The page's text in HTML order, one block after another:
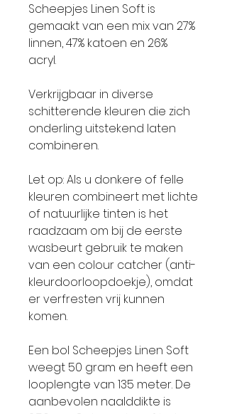
Scheepjes Linen Soft is
gemaakt van een mix van 27%
linnen, 47% katoen en 26%
acryl.
Verkrijgbaar in diverse
schitterende kleuren die zich
onderling uitstekend laten
combineren.
Let op: Als u donkere of felle
kleuren combineert met lichte
of natuurlijke tinten is het
raadzaam om bij de eerste
wasbeurt gebruik te maken
van een colour catcher (anti-
kleurdoorloopdoekje), omdat
er verfresten vrij kunnen
komen.
Een bol Scheepjes Linen Soft
weegt 50 gram en heeft een
looplengte van 135 meter. De
aanbevolen naalddikte is